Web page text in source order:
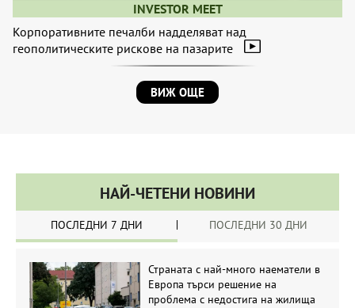
INVESTOR MEET
Корпоративните печалби надделяват над
геополитическите рискове на пазарите
ВИЖ ОЩЕ
НАЙ-ЧЕТЕНИ НОВИНИ
ПОСЛЕДНИ 7 ДНИ ПОСЛЕДНИ 30 ДНИ
Страната с най-много наематели в
Европа търси решение на
проблема с недостига на жилища